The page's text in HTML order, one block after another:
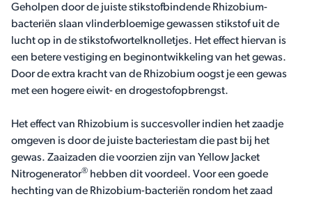
Geholpen door de juiste stikstofbindende Rhizobium-
bacteriën slaan vlinderbloemige gewassen stikstof uit de
lucht op in de stikstofwortelknolletjes. Het effect hiervan is
een betere vestiging en beginontwikkeling van het gewas.
Door de extra kracht van de Rhizobium oogst je een gewas
met een hogere eiwit- en drogestofopbrengst.
Het effect van Rhizobium is succesvoller indien het zaadje
omgeven is door de juiste bacteriestam die past bij het
gewas. Zaaizaden die voorzien zijn van Yellow Jacket
Nitrogenerator® hebben dit voordeel. Voor een goede
hechting van de Rhizobium-bacteriën rondom het zaad